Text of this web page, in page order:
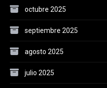
octubre 2025
septiembre 2025
agosto 2025
julio 2025